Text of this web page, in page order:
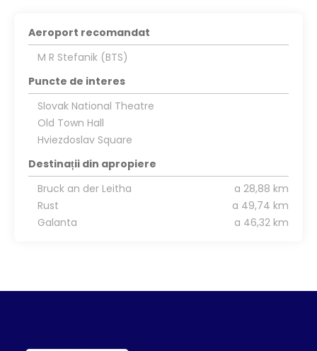
Aeroport recomandat
M R Stefanik (BTS)
Puncte de interes
Slovak National Theatre
Old Town Hall
Hviezdoslav Square
Destinații din apropiere
Bruck an der Leitha
a 28,88 km
Rust
a 49,74 km
Galanta
a 46,32 km